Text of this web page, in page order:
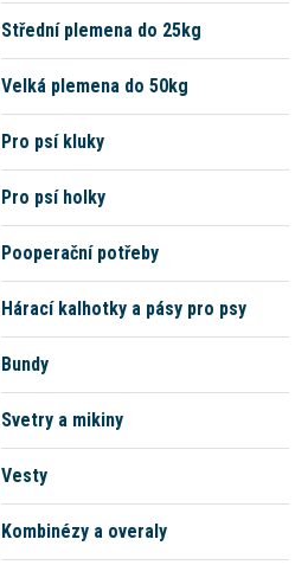
Střední plemena do 25kg
Velká plemena do 50kg
Pro psí kluky
Pro psí holky
Pooperační potřeby
Hárací kalhotky a pásy pro psy
Bundy
Svetry a mikiny
Vesty
Kombinézy a overaly